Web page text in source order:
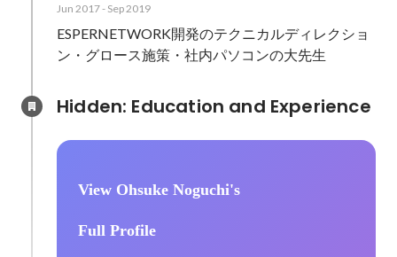
Jun 2017- Sep 2019
ESPERNETWORK開発のテクニカルディレクショ
ン・グロース施策・社内パソコンの大先生
View Ohsuke Noguchi's
Full Profile